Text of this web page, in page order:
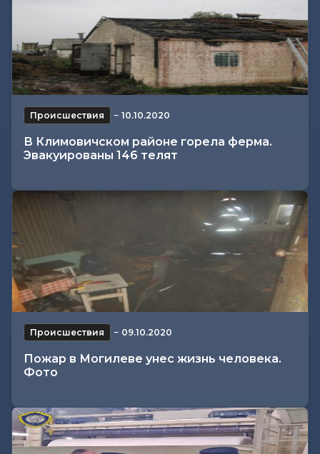
Происшествия − 10.10.2020
В Климовичском районе горела ферма.
Эвакуированы 146 телят
Происшествия − 09.10.2020
Пожар в Могилеве унес жизнь человека.
Фото